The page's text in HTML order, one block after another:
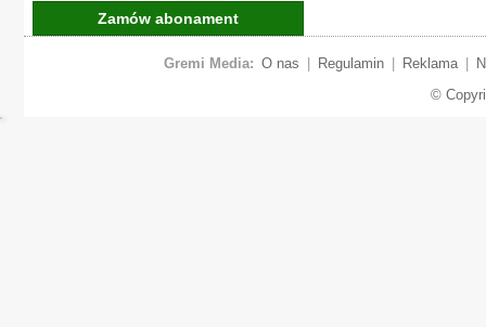
Zamów abonament
Gremi Media: O nas Regulamin Reklama
©